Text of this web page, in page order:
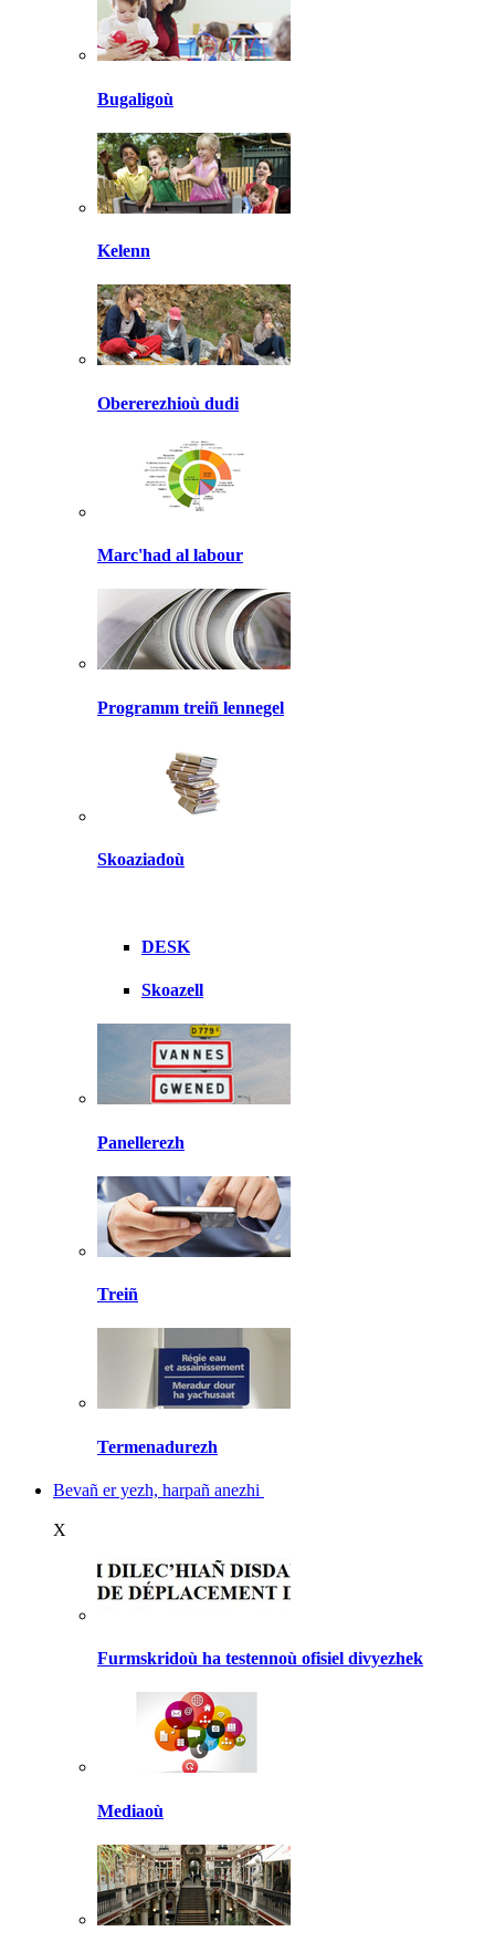
Bugaligoù
Kelenn
Obererezhioù dudi
Marc'had al labour
Programm treiñ lennegel
Skoaziadoù
DESK
Skoazell
Panellerezh
Treiñ
Termenadurezh
Bevañ er yezh, harpañ anezhi
X
Furmskridoù ha testennoù ofisiel divyezhek
Mediaoù